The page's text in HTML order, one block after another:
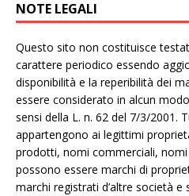
NOTE LEGALI
Questo sito non costituisce
carattere periodico essendo
disponibilità e la reperibilità dei
essere considerato in alcun
sensi della L. n. 62 del 7/3/2001.
appartengono ai legittimi
prodotti, nomi commerciali,
possono essere marchi di
marchi registrati d’altre società